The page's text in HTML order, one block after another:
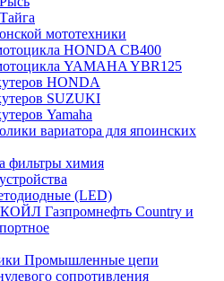
мототехники
HONDA CB400
YAMAHA YBR125
HONDA
SUZUKI
Yamaha
вариатора для япоинских
фильтры химия
(LED)
Газпромнефть Country и
Промышленные цепи
сопротивления